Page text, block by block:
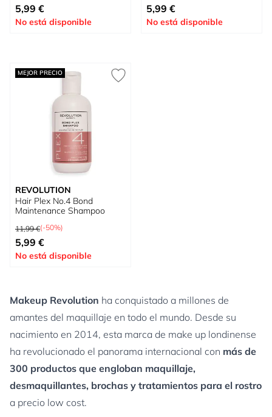
Precio especial
5,99 €
No está disponible
Precio especial
5,99 €
No está disponible
MEJOR PRECIO
REVOLUTION
Hair Plex No.4 Bond
Maintenance Shampoo
Precio habitual
11,99 €(-50%)
Precio especial
5,99 €
No está disponible
Makeup Revolution ha conquistado a millones de
amantes del maquillaje en todo el mundo. Desde su
nacimiento en 2014, esta marca de make up londinense
ha revolucionado el panorama internacional con más de
300 productos que engloban maquillaje,
desmaquillantes, brochas y tratamientos para el rostro
a precio low cost.